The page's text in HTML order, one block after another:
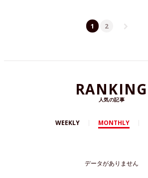
1 2
RANKING
人気の記事
WEEKLY MONTHLY
データがありません